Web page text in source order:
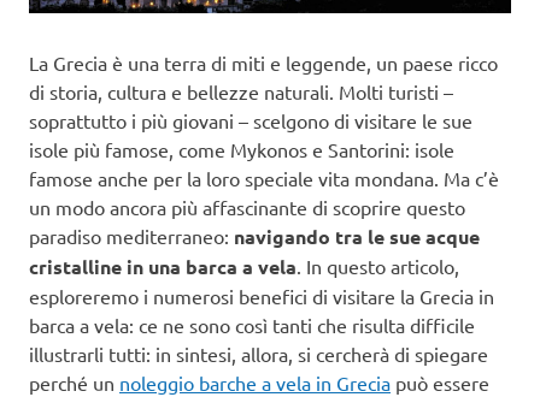
La Grecia è una terra di miti e leggende, un paese ricco
di storia, cultura e bellezze naturali. Molti turisti –
soprattutto i più giovani – scelgono di visitare le sue
isole più famose, come Mykonos e Santorini: isole
famose anche per la loro speciale vita mondana. Ma c’è
un modo ancora più affascinante di scoprire questo
paradiso mediterraneo: navigando tra le sue acque
cristalline in una barca a vela. In questo articolo,
esploreremo i numerosi benefici di visitare la Grecia in
barca a vela: ce ne sono così tanti che risulta difficile
illustrarli tutti: in sintesi, allora, si cercherà di spiegare
perché un noleggio barche a vela in Grecia può essere